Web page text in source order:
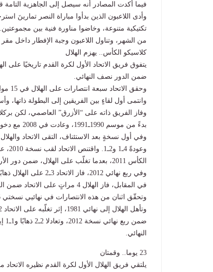
فيما أكدت المصادر أنه سيصل إلى الجاهزية التامة
وأدى اللاعبون الذين بدأوا مباراة النصر تمارينَ
تكتيكية متنوعة، وخاضوا مناورة فنية بين
من الشهر، وتناول اللاعبون وجبة الإفطار داخل مقر
كلاسيكو الكأس.. يهزم الهلال
يتفوق فريق الاتحاد الأول لكرة القدم تاريخيًا
ضمن الدور نصف النهائي.
وحقق الاتحاد سبعة انتصارات على الهلال في 15 مواجهةٍ بينهما ضمن الكأس.
وانتمى أول لقاءٍ بين الفريقين إلى البطولة ذاتها، وأسفر عن انتصار
بدءً من موسم 1990ـ1991، وعادت في 2008 مع دخول الكرة
وفي أول نسخةٍ بعد الاستئناف، التقى الاتحاد
الكأس 2011، بعدما تغلّب على الهلال، ضمن دور الأربعة، 3ـ0 ذهابًا وتعادلا 1ـ1 إيابًا.
وفي ربع نهائي 2012، فاز الاتحاد 3ـ2 على الهلال ذهابًا، وعبَر إلى دور الأربعة بعد تعادلهما إيابًا 1ـ1.
في المقابل، فاز الهلال 4 مراتٍ على الاتحاد ضمن الكأس.
وتحقّق اثنان من هذه الانتصارات في نهائيي نسختي 1965 و1982، اللذين حُسِم أولُهما بركلات الترجيح والثاني بنتيجة 3ـ1.
النهائي.
23 يوما.. وقمتان